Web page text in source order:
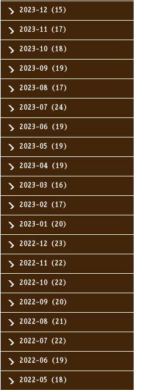
2023-12（15）
2023-11（17）
2023-10（18）
2023-09（19）
2023-08（17）
2023-07（24）
2023-06（19）
2023-05（19）
2023-04（19）
2023-03（16）
2023-02（17）
2023-01（20）
2022-12（23）
2022-11（22）
2022-10（22）
2022-09（20）
2022-08（21）
2022-07（22）
2022-06（19）
2022-05（18）